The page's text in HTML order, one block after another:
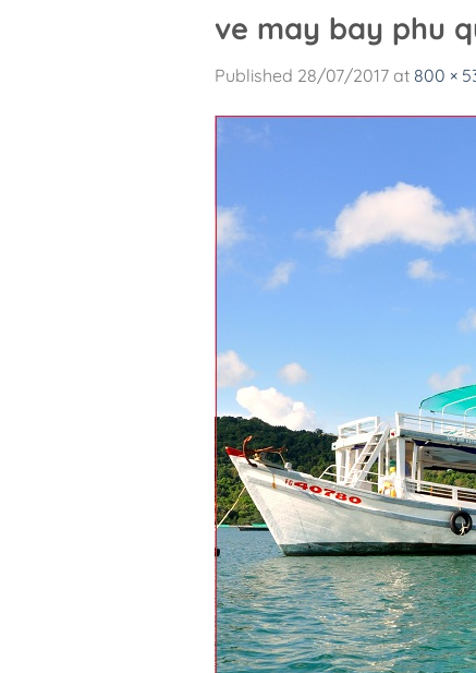
ve may bay phu
Published 28/07/2017 at 800 ×